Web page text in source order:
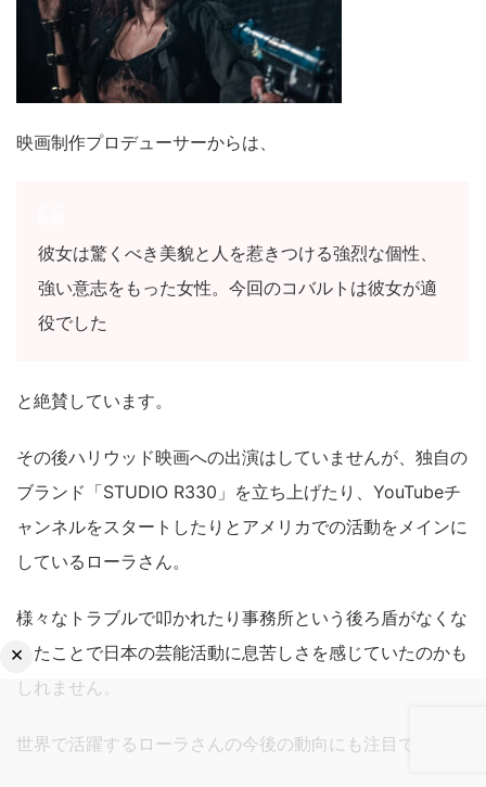
映画制作プロデューサーからは、
彼女は驚くべき美貌と人を惹きつける強烈な個性、
強い意志をもった女性。今回のコバルトは彼女が適
役でした
と絶賛しています。
その後ハリウッド映画への出演はしていませんが、独自の
ブランド「STUDIO R330」を立ち上げたり、YouTubeチ
ャンネルをスタートしたりとアメリカでの活動をメインに
しているローラさん。
様々なトラブルで叩かれたり事務所という後ろ盾がなくな
ったことで日本の芸能活動に息苦しさを感じていたのかも
しれません。
世界で活躍するローラさんの今後の動向にも注目です。
×